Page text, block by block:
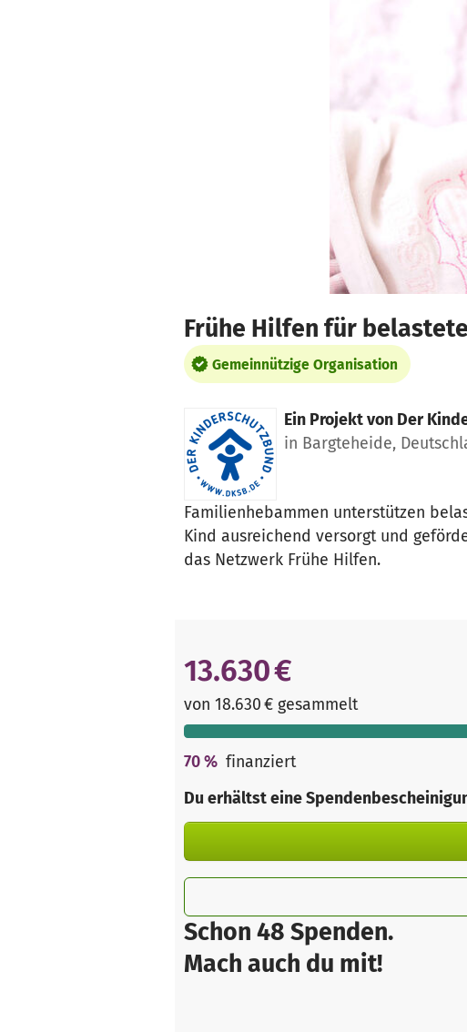
Frühe Hilfen für
Gemeinnützige Organisation
Ein Projekt von Der
in Bargteheide,
Familienhebammen unterstützen
Kind ausreichend versorgt und
das Netzwerk Frühe Hilfen.
Schon 48 Spenden.
Mach auch du mit!
13.630 €
von 18.630 € gesammelt
70% finanziert
Du erhältst eine